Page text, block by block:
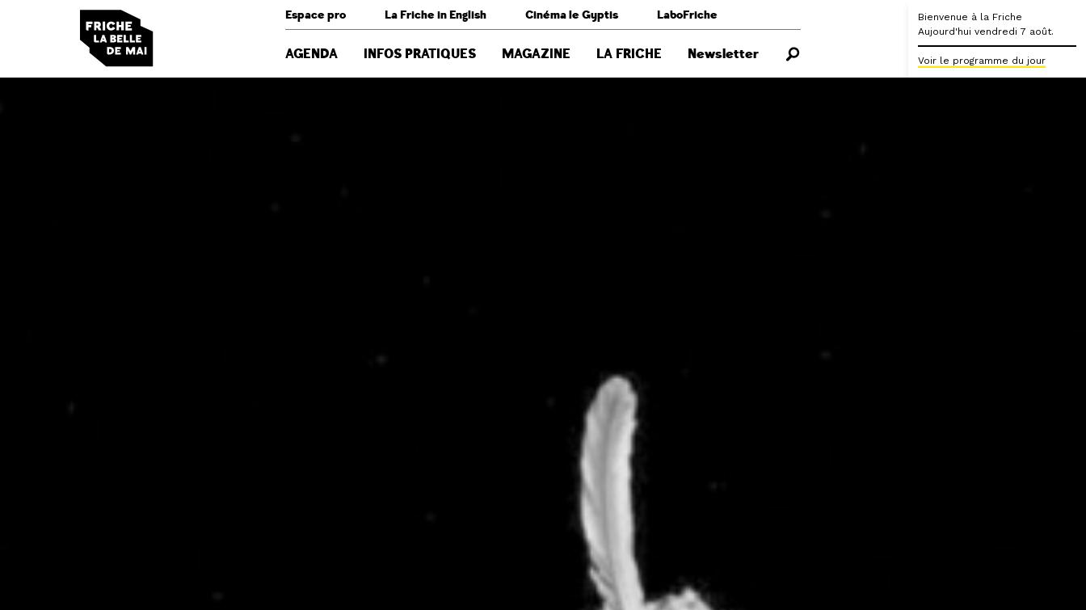
Espace pro La Friche in English Cinéma le Gyptis LaboFriche
AGENDA INFOS PRATIQUES MAGAZINE LA FRICHE Newsletter
Bienvenue à la Friche
Aujourd'hui vendredi 7 août.
Voir le programme du jour
Panneau de gestion des cookies